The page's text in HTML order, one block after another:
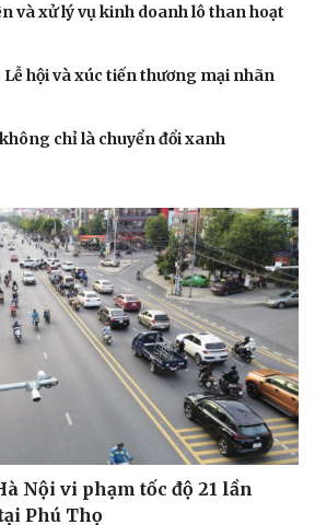
Giải trí
và xử lý vụ kinh doanh lô than hoạt
Lễ hội và xúc tiến thương mại nhãn
chỉ là chuyển đổi xanh
Nội vi phạm tốc độ 21 lần
Phú Thọ